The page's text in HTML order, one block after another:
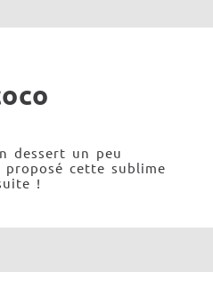
dessert un peu
cette sublime
!